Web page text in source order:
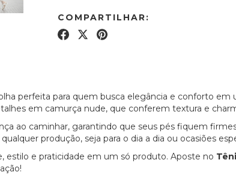
COMPARTILHAR:
perfeita para quem busca elegância e conforto em
em camurça nude, que conferem textura e
ao caminhar, garantindo que seus pés fiquem
produção, seja para o dia a dia ou ocasiões
estilo e praticidade em um só produto. Aposte no